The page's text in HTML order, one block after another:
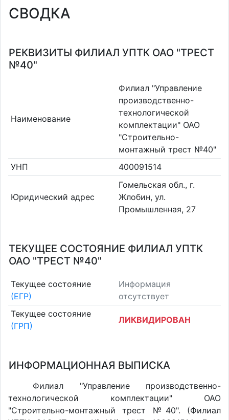
СВОДКА
РЕКВИЗИТЫ ФИЛИАЛ УПТК ОАО "ТРЕСТ
№40"
Наименование
Филиал "Управление
производственно-
технологической
комплектации" ОАО
"Строительно-
монтажный трест №40"
УНП
400091514
Юридический адрес
Гомельская обл., г.
Жлобин, ул.
Промышленная, 27
ТЕКУЩЕЕ СОСТОЯНИЕ ФИЛИАЛ УПТК
ОАО "ТРЕСТ №40"
Текущее состояние
(ЕГР)
Информация
отсутствует
Текущее состояние
(ГРП)
ЛИКВИДИРОВАН
ИНФОРМАЦИОННАЯ ВЫПИСКА
Филиал "Управление производственно-
технологической комплектации" ОАО
"Строительно-монтажный трест №40". (Филиал